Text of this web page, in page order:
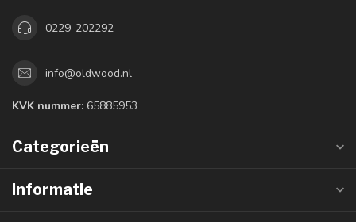
0229-202292
info@oldwood.nl
KVK nummer: 65885953
Categorieën
Informatie